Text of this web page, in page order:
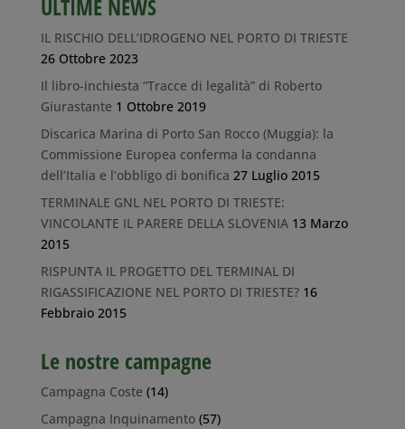
ULTIME NEWS
IL RISCHIO DELL’IDROGENO NEL PORTO DI TRIESTE
26 Ottobre 2023
Il libro-inchiesta “Tracce di legalità” di Roberto
Giurastante 1 Ottobre 2019
Discarica Marina di Porto San Rocco (Muggia): la
Commissione Europea conferma la condanna
dell’Italia e l’obbligo di bonifica 27 Luglio 2015
TERMINALE GNL NEL PORTO DI TRIESTE:
VINCOLANTE IL PARERE DELLA SLOVENIA 13 Marzo
2015
RISPUNTA IL PROGETTO DEL TERMINAL DI
RIGASSIFICAZIONE NEL PORTO DI TRIESTE? 16
Febbraio 2015
Le nostre campagne
Campagna Coste (14)
Campagna Inquinamento(57)